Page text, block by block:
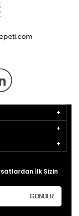
İlk Sizin
GÖNDER